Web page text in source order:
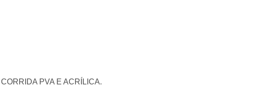
PVA E ACRÍLICA.